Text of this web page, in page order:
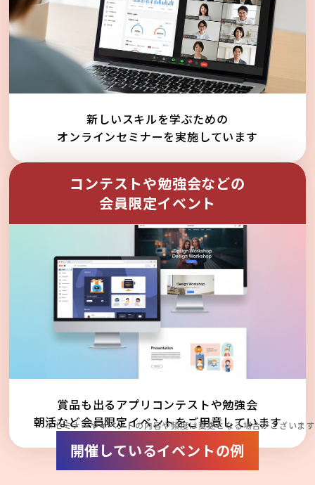
新しいスキルを学ぶための
オンラインセミナーを実施しています
コンテストや勉強会などの
会員限定イベント
賞品も出るアプリコンテストや勉強会
朝活など会員限定イベントをご用意しています
※セミナーやイベントの内容や頻度は変更となる場合がございます
開催しているイベントの例